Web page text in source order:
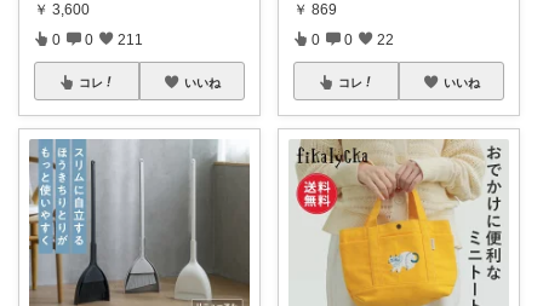
￥ 3,600
0 0 211
コレ いいね
￥ 869
0 0 22
コレ いいね